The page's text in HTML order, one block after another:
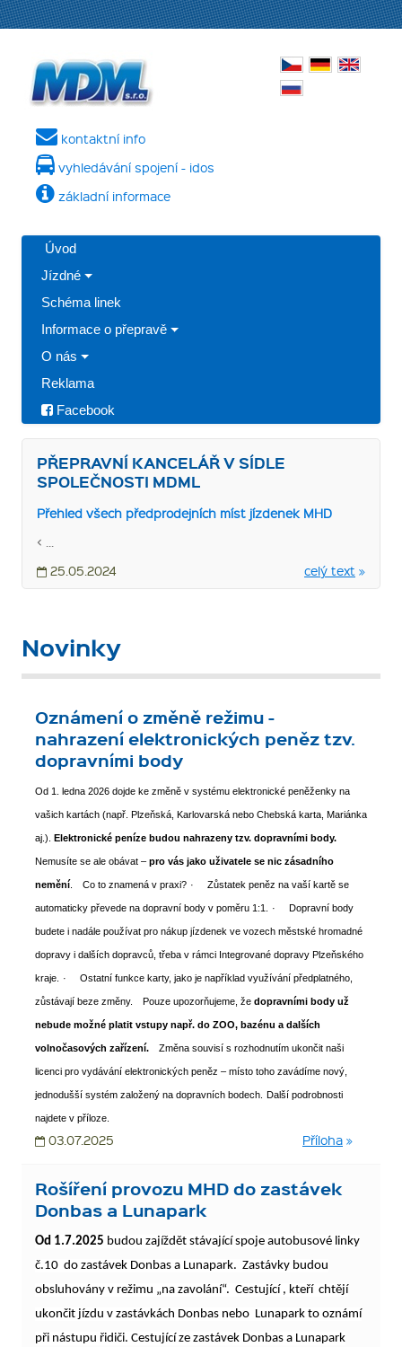
kontaktní info
vyhledávání spojení - idos
základní informace
Úvod
Jízdné
Schéma linek
Informace o přepravě
O nás
Reklama
Facebook
PŘEPRAVNÍ KANCELÁŘ V SÍDLE
SPOLEČNOSTI MDML
Přehled všech předprodejních míst jízdenek MHD
< ...
25.05.2024
celý text
Novinky
Oznámení o změně režimu -
nahrazení elektronických peněz tzv.
dopravními body
Od 1. ledna 2026 dojde ke změně v systému elektronické peněženky na
vašich kartách (např. Plzeňská, Karlovarská nebo Chebská karta, Mariánka
aj.). Elektronické peníze budou nahrazeny tzv. dopravními body.
Nemusíte se ale obávat – pro vás jako uživatele se nic zásadního
nemění Co to znamená v praxi? · Zůstatek peněz na vaší kartě se
automaticky převede na dopravní body v poměru 1:1. · Dopravní body
budete i nadále používat pro nákup jízdenek ve vozech městské hromadné
dopravy i dalších dopravců, třeba v rámci Integrované dopravy Plzeňského
kraje. · Ostatní funkce karty, jako je například využívání předplatného,
zůstávají beze změny. Pouze upozorňujeme, že dopravními body už
nebude možné platit vstupy např. do ZOO, bazénu a dalších
volnočasových zařízení. Změna souvisí s rozhodnutím ukončit naši
licenci pro vydávání elektronických peněz – místo toho zavádíme nový,
jednodušší systém založený na dopravních bodech. Další podrobnosti
najdete v příloze.
03.07.2025 Příloha
Rošíření provozu MHD do zastávek
Donbas a Lunapark
Od 1.7.2025 budou zajíždět stávající spoje autobusové linky
č.10 do zastávek Donbas a Lunapark. Zastávky budou
obsluhovány v režimu „na zavolání“. Cestující , kteří chtějí
ukončit jízdu v zastávkách Donbas nebo Lunapark to oznámí
při nástupu řidiči. Cestující ze zastávek Donbas a Lunapark